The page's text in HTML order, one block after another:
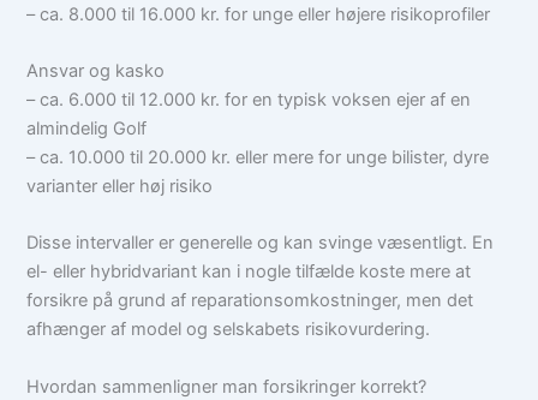
– ca. 8.000 til 16.000 kr. for unge eller højere risikoprofiler
Ansvar og kasko
– ca. 6.000 til 12.000 kr. for en typisk voksen ejer af en
almindelig Golf
– ca. 10.000 til 20.000 kr. eller mere for unge bilister, dyre
varianter eller høj risiko
Disse intervaller er generelle og kan svinge væsentligt. En
el- eller hybridvariant kan i nogle tilfælde koste mere at
forsikre på grund af reparationsomkostninger, men det
afhænger af model og selskabets risikovurdering.
Hvordan sammenligner man forsikringer korrekt?